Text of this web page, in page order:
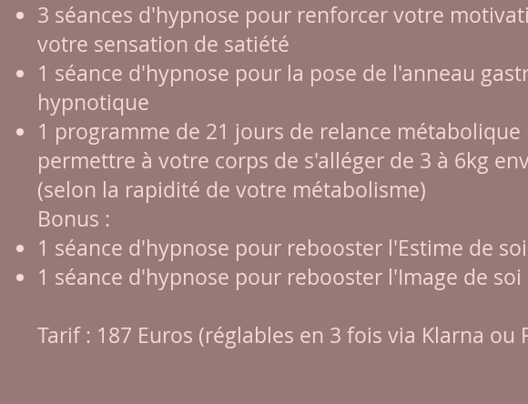
3 séances d'hypnose pour renforcer votre
votre sensation de satiété
1 séance d'hypnose pour la pose de l'anneau
hypnotique
1 programme de 21 jours de relance
permettre à votre corps de s'alléger de 3 à 6kg
(selon la rapidité de votre métabolisme)
Bonus :
1 séance d'hypnose pour rebooster l'Estime de soi
1 séance d'hypnose pour rebooster l'Image de soi
Tarif : 187 Euros (réglables en 3 fois via Klarna ou